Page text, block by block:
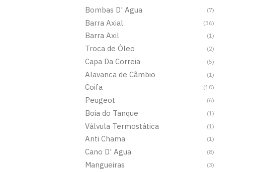
Bombas D' Agua
(7)
Barra Axial (36)
Barra Axil (1)
Troca de Óleo (2)
Capa Da Correia (5)
Alavanca de Câmbio (1)
Coifa (10)
Peugeot (6)
Boia do Tanque (1)
Válvula Termostática (1)
Anti Chama (1)
Cano D' Agua (8)
Mangueiras (3)